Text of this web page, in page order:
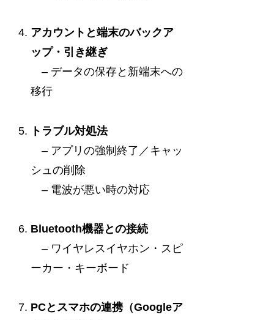
アカウントと端末のバックア
ップ・引き継ぎ
– データの保存と新端末への
移行
トラブル対処法
– アプリの強制終了／キャッ
シュの削除
– 電波が悪い時の対応
Bluetooth機器との接続
– ワイヤレスイヤホン・スピ
ーカー・キーボード
PCとスマホの連携（Googleア